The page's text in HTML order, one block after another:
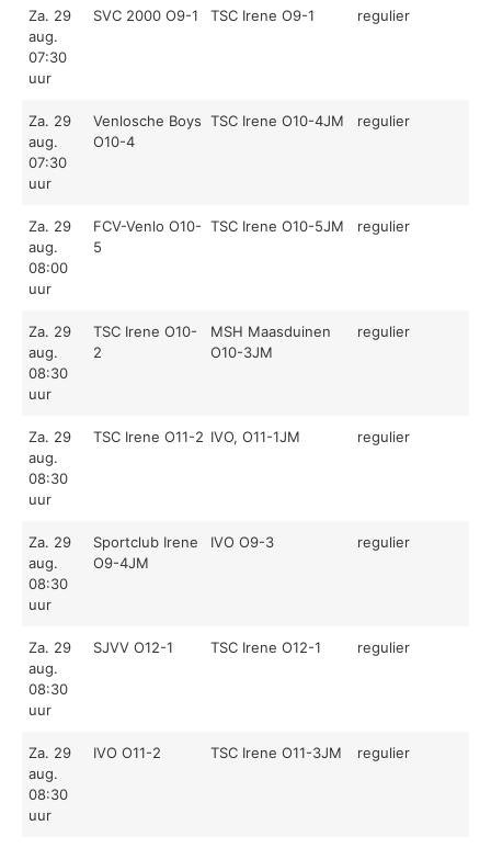
Za. 29
aug.
07:30
uur
SVC 2000 O9-1 TSC Irene O9-1 regulier
Za. 29
aug.
07:30
uur
Venlosche Boys
O10-4
TSC Irene O10-4JM regulier
Za. 29
aug.
08:00
uur
FCV-Venlo O10-
5
TSC Irene O10-5JM regulier
Za. 29
aug.
08:30
uur
TSC Irene O10-
2
MSH Maasduinen
O10-3JM
regulier
Za. 29
aug.
08:30
uur
TSC Irene O11-2 IVO, O11-1JM regulier
Za. 29
aug.
08:30
uur
Sportclub Irene
O9-4JM
IVO O9-3 regulier
Za. 29
aug.
08:30
uur
SJVV O12-1 TSC Irene O12-1 regulier
Za. 29
aug.
08:30
uur
IVO O11-2 TSC Irene O11-3JM regulier